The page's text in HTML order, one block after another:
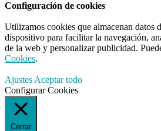
Configuración de cookies
Utilizamos cookies que almacenan datos
dispositivo para facilitar la navegación,
de la web y personalizar publicidad.
Cookies.
Ajustes Aceptar todo
Configurar Cookies
Cerrar